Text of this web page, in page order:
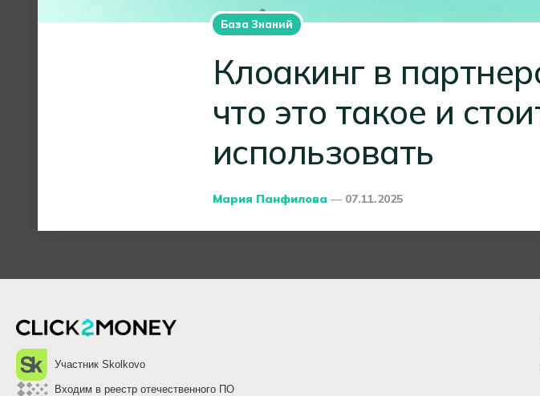
База Знаний
Клоакинг в
что это такое и
использовать
Posted
Мария Панфилова 07.11.2025
Участник Skolkovo
Входим в реестр отечественного ПО